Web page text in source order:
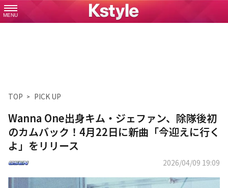
MENU
TOP PICK UP
Wanna One出身キム・ジェファン、除隊後初
のカムバック！4月22日に新曲「今迎えに行く
よ」をリリース
2026/04/09 19:09